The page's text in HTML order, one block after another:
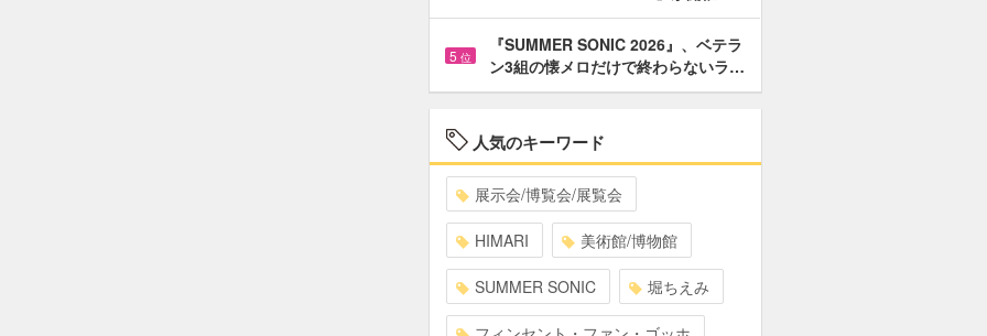
5 位
『SUMMER SONIC 2026』、ベテラ
ン3組の懐メロだけで終わらないラ…
人気のキーワード
展示会/博覧会/展覧会
HIMARI 美術館/博物館
SUMMER SONIC 堀ちえみ